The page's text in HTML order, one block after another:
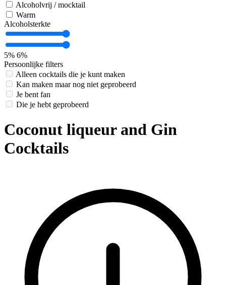
Alcoholvrij / mocktail
Warm
Alcoholsterkte
5% 6%
Persoonlijke filters
Alleen cocktails die je kunt maken
Kan maken maar nog niet geprobeerd
Je bent fan
Die je hebt geprobeerd
Coconut liqueur and Gin
Cocktails